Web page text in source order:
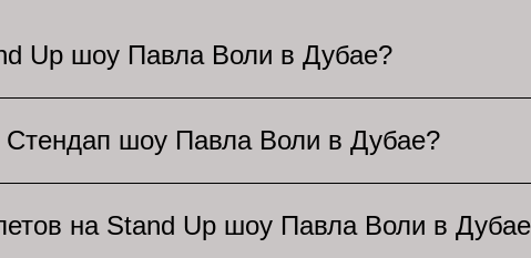
Up шоу Павла Воли в Дубае?
большой концерт Павла Воли.
сайте есть возможность выбрать места на
Стендап шоу Павла Воли в Дубае?
пройдет в Coca-Cola Arena. Приглашаем
великолепной площадке Дубая!
на Stand Up шоу Павла Воли в